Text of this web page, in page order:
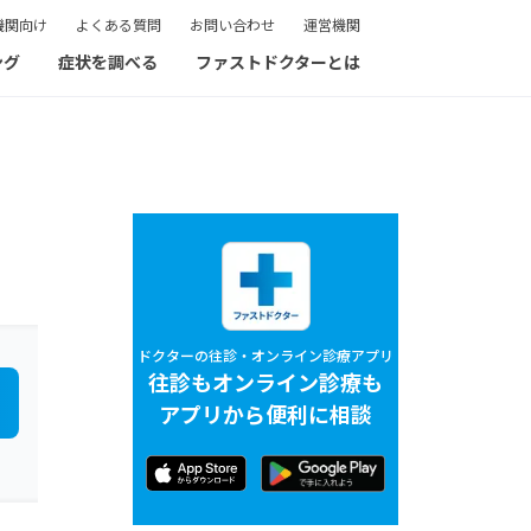
関向け よくある質問 お問い合わせ 運営機関
症状を調べる ファストドクターとは
ドクターの往診・オンライン診療アプリ
往診もオンライン診療も
アプリから便利に相談